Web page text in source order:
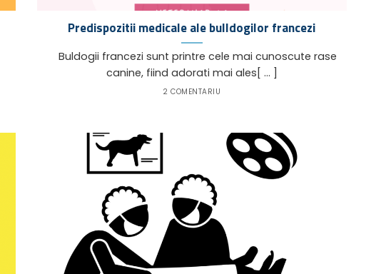
Predispozitii medicale ale bulldogilor francezi
Buldogii francezi sunt printre cele mai cunoscute rase
canine, fiind adorati mai ales[ ... ]
2 COMENTARIU